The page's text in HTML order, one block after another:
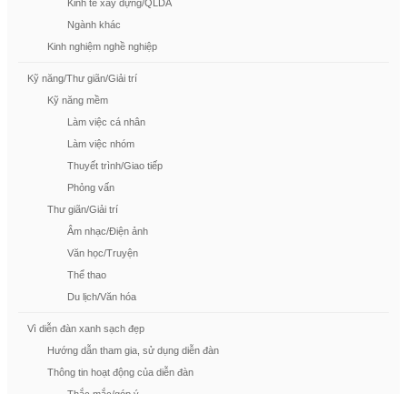
Kinh tế xây dựng/QLDA
Ngành khác
Kinh nghiệm nghề nghiệp
Kỹ năng/Thư giãn/Giải trí
Kỹ năng mềm
Làm việc cá nhân
Làm việc nhóm
Thuyết trình/Giao tiếp
Phỏng vấn
Thư giãn/Giải trí
Âm nhạc/Điện ảnh
Văn học/Truyện
Thể thao
Du lịch/Văn hóa
Vì diễn đàn xanh sạch đẹp
Hướng dẫn tham gia, sử dụng diễn đàn
Thông tin hoạt động của diễn đàn